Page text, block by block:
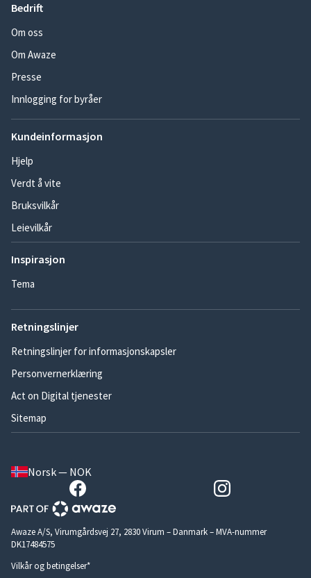
Bedrift
Om oss
Om Awaze
Presse
Innlogging for byråer
Kundeinformasjon
Hjelp
Verdt å vite
Bruksvilkår
Leievilkår
Inspirasjon
Tema
Retningslinjer
Retningslinjer for informasjonskapsler
Personvernerklæring
Act on Digital tjenester
Sitemap
Norsk — NOK
Awaze A/S, Virumgårdsvej 27, 2830 Virum – Danmark – MVA-nummer
DK17484575
Vilkår og betingelser*